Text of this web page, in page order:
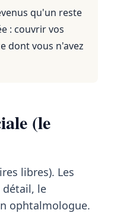
qu'un reste
: couvrir vos
dont vous n'avez
(le
libres). Les
détail, le
ophtalmologue.